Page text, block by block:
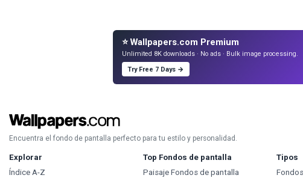
⭐ Wallpapers.com Premium
Unlimited 8K downloads · No ads · Bulk image processing.
Try Free 7 Days →
Encuentra el fondo de pantalla perfecto para tu estilo y personalidad.
Explorar
Índice A-Z
Top Fondos de pantalla
Paisaje Fondos de pantalla
Tipos